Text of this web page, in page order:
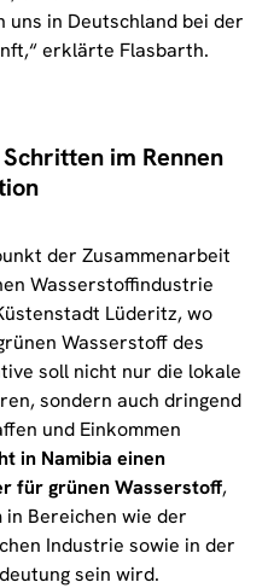
uns in Deutschland bei der
erklärte Flasbarth.
im Rennen
der Zusammenarbeit
Wasserstoffindustrie
Lüderitz, wo
Wasserstoff des
soll nicht nur die lokale
sondern auch dringend
und Einkommen
in Namibia einen
für grünen Wasserstoff,
Bereichen wie der
Industrie sowie in der
sein wird.